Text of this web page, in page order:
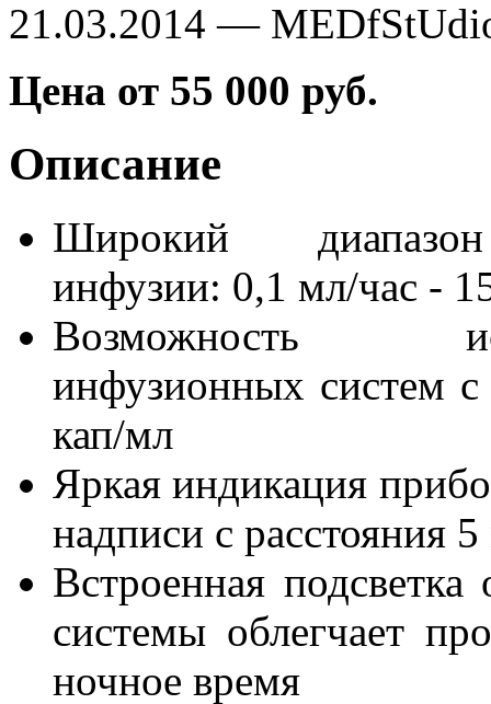
21.03.2014 —
Цена от 55 000 руб.
Описание
Широкий
инфузии: 0,1 мл/час -
Возможность
инфузионных систем
кап/мл
Яркая индикация
надписи с расстояния
Встроенная
системы облегчает
ночное время